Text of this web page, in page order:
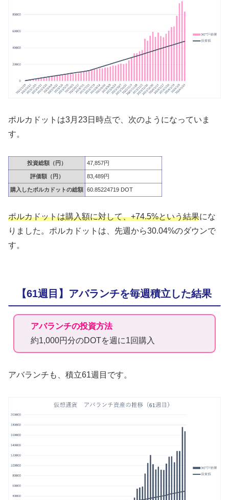
ポルカドットは3月23日時点で、次のようになっていま
す。
投資総額（円） 47,857円
評価額（円） 83,489円
購入したポルカドットの総額 60.85224719 DOT
ポルカドットは購入額に対して、+74.5%という結果にな
りました。ポルカドットは、先週から30.04%のダウンで
す。
【61週目】アバランチを毎週積立した結果
アバランチの投資方法
約1,000円分のDOTを週に1回購入
アバランチも、積立61週目です。